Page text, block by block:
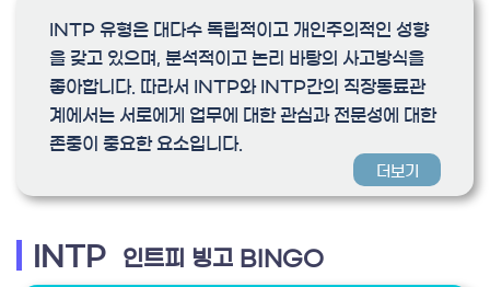
INTP 유형은 대다수 독립적이고 개인주의적인 성향
을 갖고 있으며, 분석적이고 논리 바탕의 사고방식을
좋아합니다. 따라서 INTP와 INTP간의 직장동료관
계에서는 서로에게 업무에 대한 관심과 전문성에 대한
존중이 중요한 요소입니다.
더보기
INTP 인트피 빙고 BINGO